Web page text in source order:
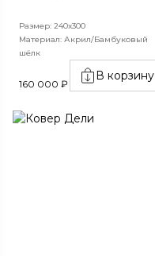
Размер: 240х300
Материал: Акрил/Бамбуковый
шёлк
160 000 ₽
В корзину